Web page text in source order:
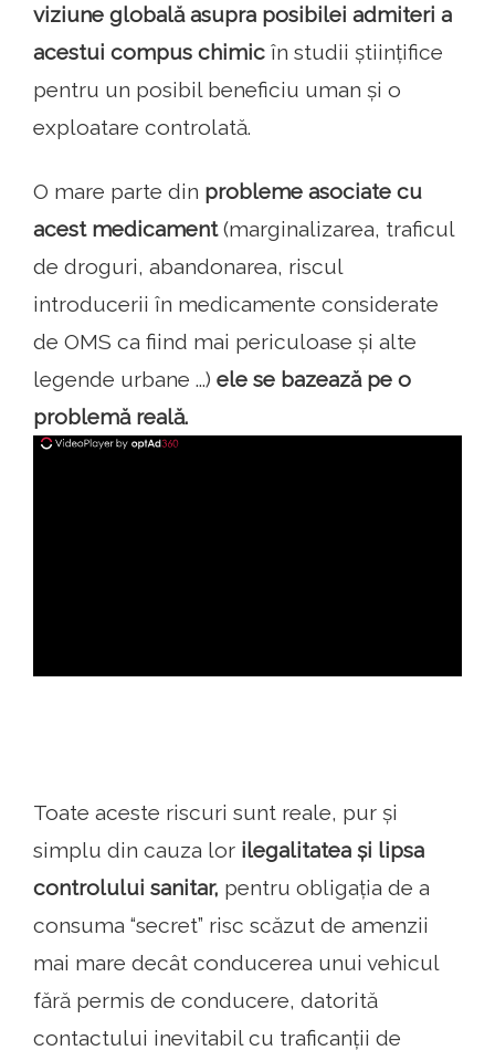
viziune globală asupra posibilei admiteri a
acestui compus chimic în studii științifice
pentru un posibil beneficiu uman și o
exploatare controlată.
O mare parte din probleme asociate cu
acest medicament(marginalizarea, traficul
de droguri, abandonarea, riscul
introducerii în medicamente considerate
de OMS ca fiind mai periculoase și alte
legende urbane ...) ele se bazează pe o
problemă reală.
Toate aceste riscuri sunt reale, pur și
simplu din cauza lor ilegalitatea și lipsa
controlului sanitar, pentru obligația de a
consuma “secret” risc scăzut de amenzii
mai mare decât conducerea unui vehicul
fără permis de conducere, datorită
contactului inevitabil cu traficanții de